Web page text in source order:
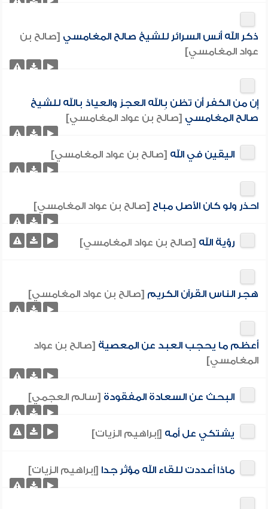
ذكر الله أنس السرائر للشيخ صالح المغامسي [صالح بن
عواد المغامسي]
إِن من الكفر أَن تظن بِالله العجز والعياذ بالله للشيخ
صالح المغامسي [صالح بن عواد المغامسي]
اليقين في الله [صالح بن عواد المغامسي]
احذر ولو كان الأصل مباح [صالح بن عواد المغامسي]
رؤية الله [صالح بن عواد المغامسي]
هجر الناس القرآن الكريم [صالح بن عواد المغامسي]
أعظم ما يحجب العبد عن المعصية [صالح بن عواد
المغامسي]
البحث عن السعادة المفقودة [سالم العجمي]
يشتكي عل أمه [إبراهيم الزيات]
ماذا أعددت للقاء الله مؤثر جدا [إبراهيم الزيات]